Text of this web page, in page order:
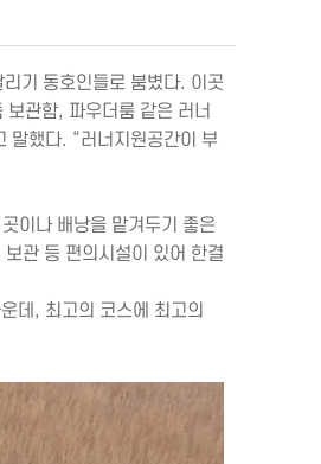
기 동호인들로 붐볐다. 이곳
관함, 파우더룸 같은 러너
말했다. “러너지원공간이 부
이나 배낭을 맡겨두기 좋은
관 등 편의시설이 있어 한결
데, 최고의 코스에 최고의